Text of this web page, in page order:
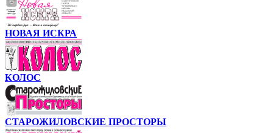
НОВАЯ ИСКРА
КОЛОС
СТАРОЖИЛОВСКИЕ ПРОСТОРЫ